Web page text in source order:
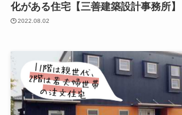
化がある住宅【三善建築設計事務所】
2022.08.02